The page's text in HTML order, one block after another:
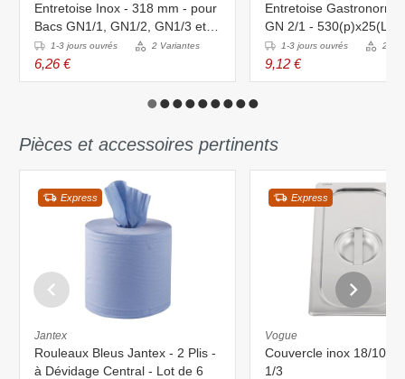
Entretoise Inox - 318 mm - pour
Bacs GN1/1, GN1/2, GN1/3 et
GN2/31-3 jours ouvrés 2 Variantes
6,26 €
Entretoise
GN 2/1 -
1-3 jours ouvrés 2
9,12 €
Pièces et accessoires pertinents
Express
Jantex
Rouleaux Bleus Jantex - 2 Plis -
à Dévidage Central - Lot de 6
Express
Vogue
Couvercle inox 18/10
1/3